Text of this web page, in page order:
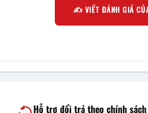
✍️ VIẾT ĐÁNH GIÁ
Hỗ trợ đổi trả theo chính sách